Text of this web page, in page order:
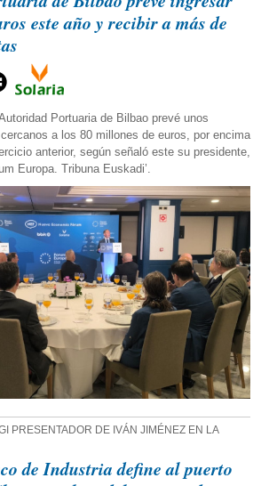
este año y recibir a más de
Portuaria de Bilbao prevé unos
a los 80 millones de euros, por encima
anterior, según señaló este su presidente,
Europa. Tribuna Euskadi’.
PRESENTADOR DE IVÁN JIMÉNEZ EN LA
de Industria define al puerto